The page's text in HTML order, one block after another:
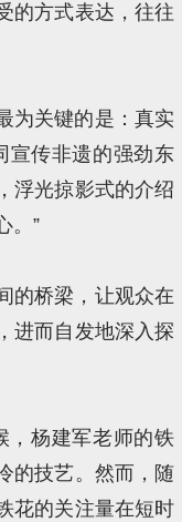
的方式表达，往往
为关键的是：真实
宣传非遗的强劲东
浮光掠影式的介绍
。”
的桥梁，让观众在
进而自发地深入探
，杨建军老师的铁
的技艺。然而，随
花的关注量在短时